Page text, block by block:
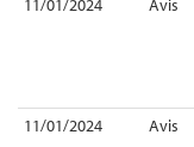
11/01/2024
Avis
11/01/2024
Avis